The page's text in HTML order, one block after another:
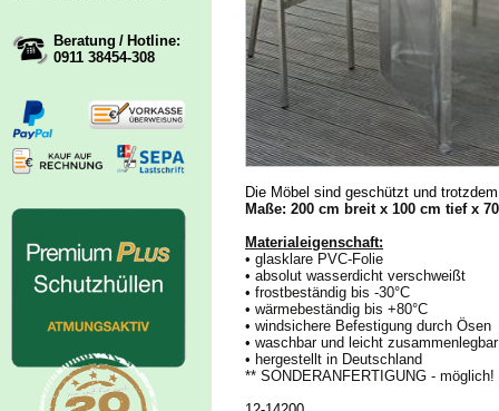
Beratung / Hotline:
0911 38454-308
Die Möbel sind geschützt und
Maße: 200 cm breit x 100 cm tief x
Materialeigenschaft:
• glasklare PVC-Folie
• absolut wasserdicht verschweißt
• frostbeständig bis -30°C
• wärmebeständig bis +80°C
• windsichere Befestigung durch Ösen
• waschbar und leicht zusammenlegbar
• hergestellt in Deutschland
** SONDERANFERTIGUNG - möglich!